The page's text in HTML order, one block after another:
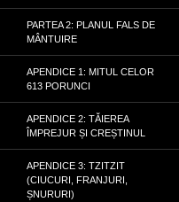
PARTEA 2: PLANUL FALS DE
MÂNTUIRE
APENDICE 1: MITUL CELOR
613 PORUNCI
APENDICE 2: TĂIEREA
ÎMPREJUR ȘI CREȘTINUL
APENDICE 3: TZITZIT
(CIUCURI, FRANJURI,
ȘNURURI)